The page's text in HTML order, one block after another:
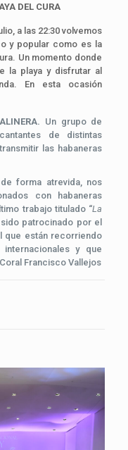
DEL CURA
a las 22:30 volvemos
y popular como es la
Un momento donde
la playa y disfrutar al
En esta ocasión
Un grupo de
de distintas
las habaneras
forma atrevida, nos
con habaneras
trabajo titulado “La
patrocinado por el
que están recorriendo
y que
Francisco Vallejos